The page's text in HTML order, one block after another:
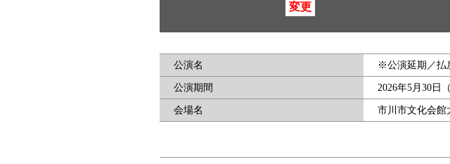
変更
公演名 ※公演延期／払
公演期間 2026年5月30日（
会場名 市川市文化会館